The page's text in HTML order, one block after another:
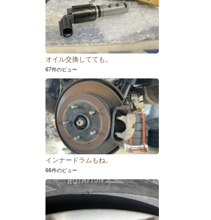
オイル交換してても。
67件のビュー
インナードラムもね。
66件のビュー